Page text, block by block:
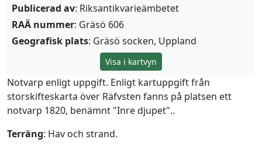
Publicerad av: Riksantikvarieämbetet
RAÄ nummer: Gräsö 606
Geografisk plats: Gräsö socken, Uppland
Visa i kartvyn
Notvarp enligt uppgift. Enligt kartuppgift från
storskifteskarta över Räfvsten fanns på platsen ett
notvarp 1820, benämnt "Inre djupet"..
Terräng: Hav och strand.